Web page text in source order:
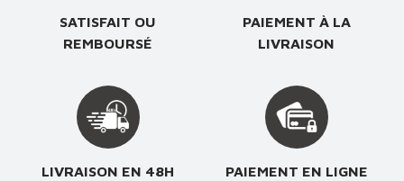
SATISFAIT OU
REMBOURSÉ
PAIEMENT À LA
LIVRAISON
LIVRAISON EN 48H
PAIEMENT EN LIGNE